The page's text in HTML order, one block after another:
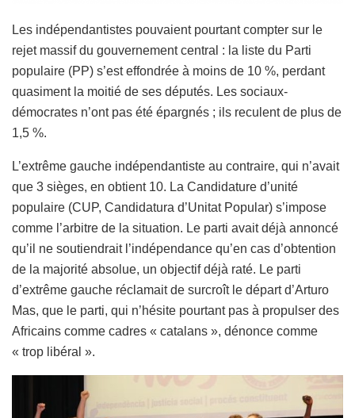
Les indépendantistes pouvaient pourtant compter sur le
rejet massif du gouvernement central : la liste du Parti
populaire (PP) s’est effondrée à moins de 10 %, perdant
quasiment la moitié de ses députés. Les sociaux-
démocrates n’ont pas été épargnés ; ils reculent de plus de
1,5 %.
L’extrême gauche indépendantiste au contraire, qui n’avait
que 3 sièges, en obtient 10. La Candidature d’unité
populaire (CUP, Candidatura d’Unitat Popular) s’impose
comme l’arbitre de la situation. Le parti avait déjà annoncé
qu’il ne soutiendrait l’indépendance qu’en cas d’obtention
de la majorité absolue, un objectif déjà raté. Le parti
d’extrême gauche réclamait de surcroît le départ d’Arturo
Mas, que le parti, qui n’hésite pourtant pas à propulser des
Africains comme cadres « catalans », dénonce comme
« trop libéral ».